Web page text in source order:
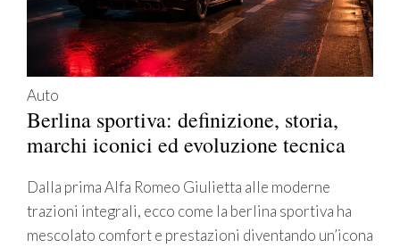
Auto
Berlina sportiva: definizione, storia,
marchi iconici ed evoluzione tecnica
Dalla prima Alfa Romeo Giulietta alle moderne
trazioni integrali, ecco come la berlina sportiva ha
mescolato comfort e prestazioni diventando un’icona